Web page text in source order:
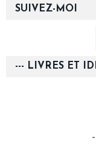
SUIVEZ-MOI
--- LIVRES ET